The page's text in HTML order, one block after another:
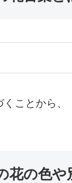
ことから、
花の色や